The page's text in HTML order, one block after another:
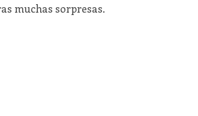
muchas sorpresas.